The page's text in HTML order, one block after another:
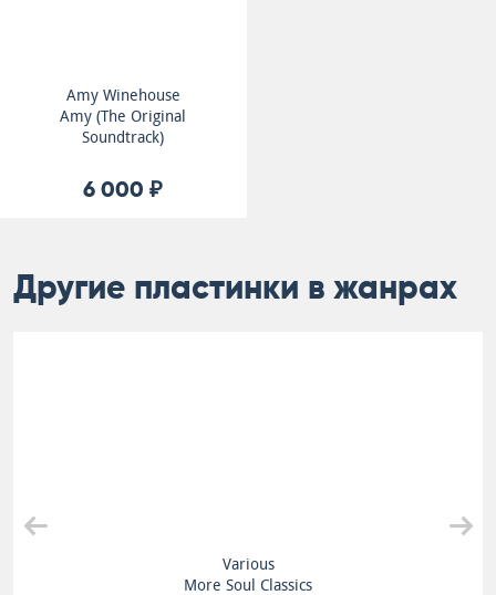
Amy Winehouse
Amy (The Original
Soundtrack)
6 000 ₽
Другие пластинки в жанрах
Various
More Soul Classics